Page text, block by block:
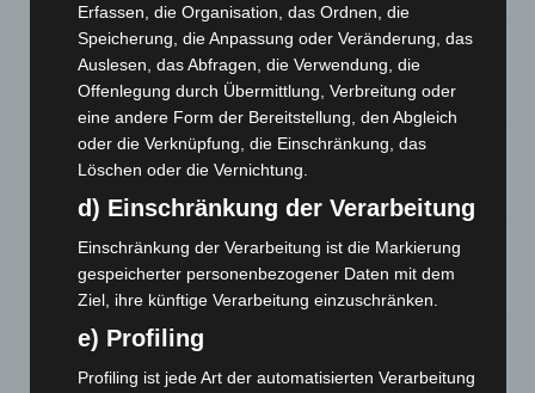
Kunst trifft Weingenuss: Barbara-Susann Mehring zeigt ihre
Werke im Jacques’ Wein-Depot Isernhagen
8. August 2026
A2: Zweite Turbobaustelle startet zwischen Hannover-West
und Bothfeld
8. August 2026
Niedersachsen: Feuerwehrkräfte kehren nach
Waldbrandeinsatz aus Spanien zurück
7. August 2026
Hannover: Erste Tigermücken-Population in Niedersachsen
Erfassen, die Organisation, das Ordnen, die
Speicherung, die Anpassung oder Veränderung, das
Auslesen, das Abfragen, die Verwendung, die
Offenlegung durch Übermittlung, Verbreitung oder
eine andere Form der Bereitstellung, den Abgleich
oder die Verknüpfung, die Einschränkung, das
Löschen oder die Vernichtung.
d) Einschränkung der Verarbeitung
Einschränkung der Verarbeitung ist die Markierung
gespeicherter personenbezogener Daten mit dem
Ziel, ihre künftige Verarbeitung einzuschränken.
e) Profiling
Profiling ist jede Art der automatisierten Verarbeitung